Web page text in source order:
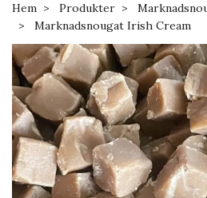
Hem Produkter
Marknadsnougat Irish Cream